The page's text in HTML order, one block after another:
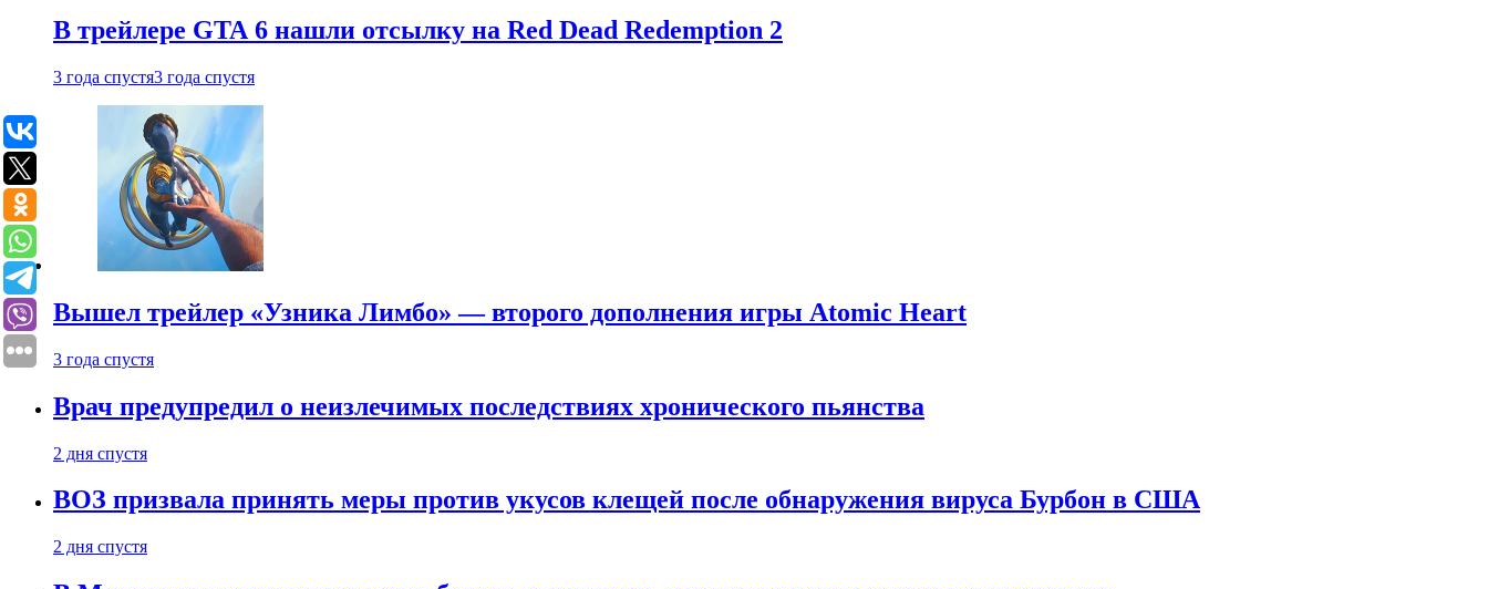
В трейлере GTA 6 нашли отсылку на Red Dead Redemption 2
3 года спустя3 года спустя
Вышел трейлер «Узника Лимбо» — второго дополнения игры Atomic Heart
3 года спустя
Врач предупредил о неизлечимых последствиях хронического пьянства
2 дня спустя
ВОЗ призвала принять меры против укусов клещей после обнаружения вируса Бурбон в США
2 дня спустя